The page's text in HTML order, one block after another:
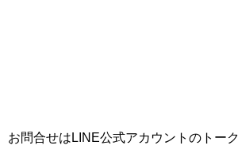
お問合せはLINE公式アカウントのトー